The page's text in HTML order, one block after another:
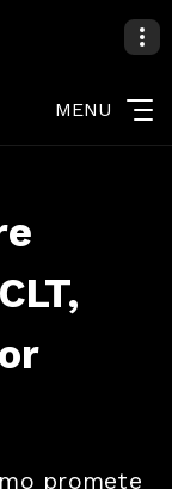
MENU
promete